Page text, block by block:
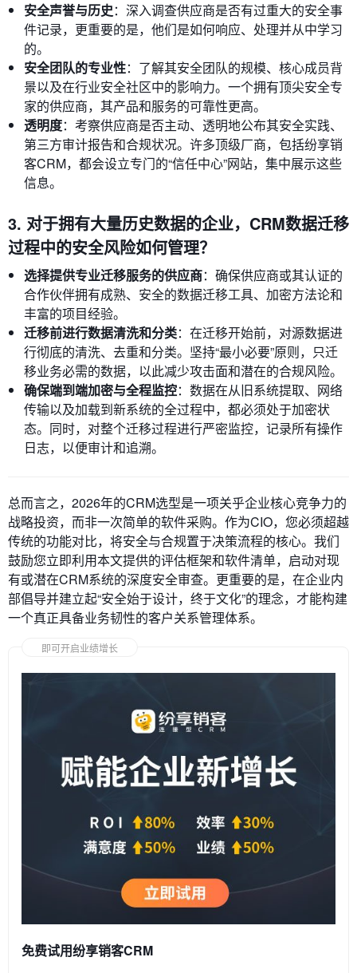
安全声誉与历史：深入调查供应商是否有过重大的安全事
件记录，更重要的是，他们是如何响应、处理并从中学习
的。
安全团队的专业性：了解其安全团队的规模、核心成员背
景以及在行业安全社区中的影响力。一个拥有顶尖安全专
家的供应商，其产品和服务的可靠性更高。
透明度：考察供应商是否主动、透明地公布其安全实践、
第三方审计报告和合规状况。许多顶级厂商，包括纷享销
客CRM，都会设立专门的“信任中心”网站，集中展示这些
信息。
3. 对于拥有大量历史数据的企业，CRM数据迁移
过程中的安全风险如何管理？
选择提供专业迁移服务的供应商：确保供应商或其认证的
合作伙伴拥有成熟、安全的数据迁移工具、加密方法论和
丰富的项目经验。
迁移前进行数据清洗和分类：在迁移开始前，对源数据进
行彻底的清洗、去重和分类。坚持“最小必要”原则，只迁
移业务必需的数据，以此减少攻击面和潜在的合规风险。
确保端到端加密与全程监控：数据在从旧系统提取、网络
传输以及加载到新系统的全过程中，都必须处于加密状
态。同时，对整个迁移过程进行严密监控，记录所有操作
日志，以便审计和追溯。
总而言之，2026年的CRM选型是一项关乎企业核心竞争力的
战略投资，而非一次简单的软件采购。作为CIO，您必须超越
传统的功能对比，将安全与合规置于决策流程的核心。我们
鼓励您立即利用本文提供的评估框架和软件清单，启动对现
有或潜在CRM系统的深度安全审查。更重要的是，在企业内
部倡导并建立起“安全始于设计，终于文化”的理念，才能构建
一个真正具备业务韧性的客户关系管理体系。
即可开启业绩增长
免费试用纷享销客CRM